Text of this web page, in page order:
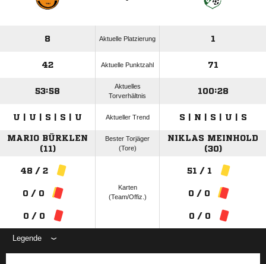
8 Aktuelle Platzierung 1
42 Aktuelle Punktzahl 71
53:58
Aktuelles
Torverhältnis
100:28
U | U | S | S | U Aktueller Trend S | N | S | U | S
MARIO BÜRKLEN
(11)
Bester Torjäger
(Tore)
NIKLAS MEINHOLD
(30)
48 / 2
0 / 0
0 / 0
Karten
(Team/Offiz.)
51 / 1
0 / 0
0 / 0
Legende
ANZEIGE